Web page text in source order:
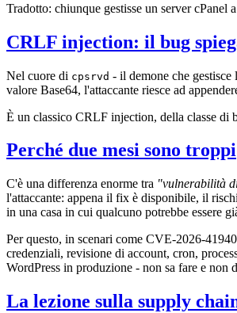
Tradotto: chiunque gestisse un server cPanel
CRLF injection: il bug
Nel cuore di cpsrvd - il demone che gestisce
valore Base64, l'attaccante riesce ad
È un classico CRLF injection, della classe di
Perché due mesi sono troppi
C'è una differenza enorme tra "vulnerabilità
l'attaccante: appena il fix è disponibile, il
in una casa in cui qualcuno potrebbe essere
Per questo, in scenari come CVE-2026-
credenziali, revisione di account, cron,
WordPress in produzione - non sa fare e non
La lezione sulla supply